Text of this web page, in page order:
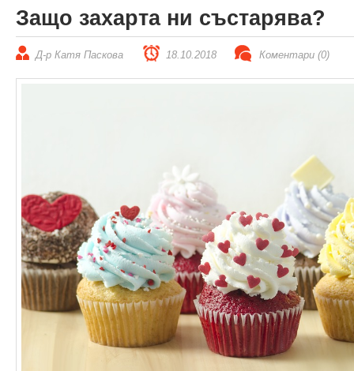
Защо захарта ни състарява?
Д-р Катя Паскова 18.10.2018 Коментари (0)